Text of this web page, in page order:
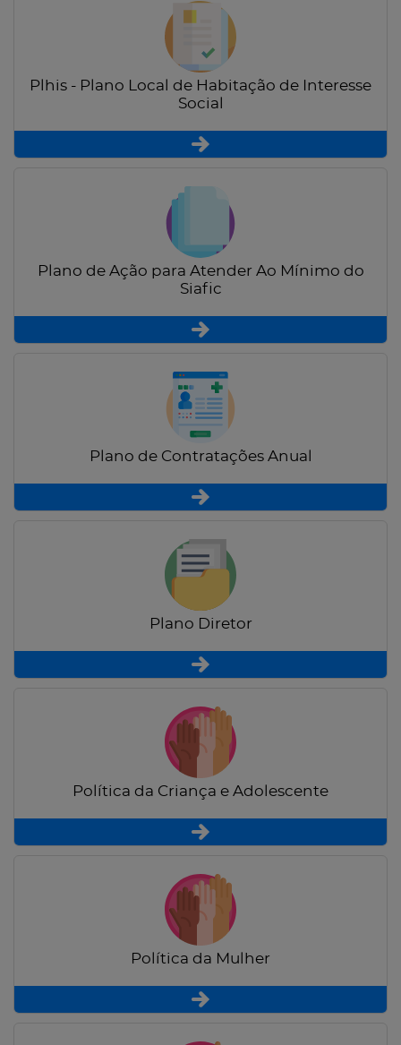
Plhis - Plano Local de Habitação de Interesse
Social
Plano de Ação para Atender Ao Mínimo do
Siafic
Plano de Contratações Anual
Plano Diretor
Política da Criança e Adolescente
Política da Mulher